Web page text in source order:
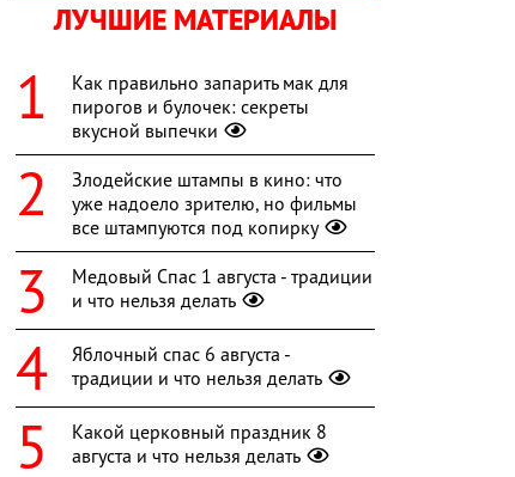
ЛУЧШИЕ МАТЕРИАЛЫ
Как правильно запарить мак для
пирогов и булочек: секреты
вкусной выпечки
Злодейские штампы в кино: что
уже надоело зрителю, но фильмы
все штампуются под копирку
Медовый Спас 1 августа - традиции
и что нельзя делать
Яблочный спас 6 августа -
традиции и что нельзя делать
Какой церковный праздник 8
августа и что нельзя делать